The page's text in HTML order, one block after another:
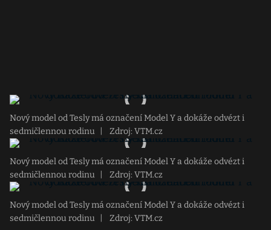
Nový model od Tesly má označení Model Y a dokáže odvézt i
sedmičlennou rodinu
Zdroj: VTM.cz
Nový model od Tesly má označení Model Y a dokáže odvézt i
sedmičlennou rodinu
Zdroj: VTM.cz
Nový model od Tesly má označení Model Y a dokáže odvézt i
sedmičlennou rodinu
Zdroj: VTM.cz